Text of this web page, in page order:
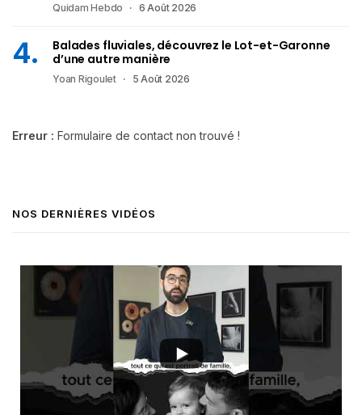
Quidam Hebdo 6 Août 2026
Balades fluviales, découvrez le Lot-et-Garonne
d’une autre manière
Yoan Rigoulet 5 Août 2026
Erreur : Formulaire de contact non trouvé !
NOS DERNIÈRES VIDÉOS